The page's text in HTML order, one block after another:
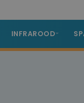
INFRAROOD